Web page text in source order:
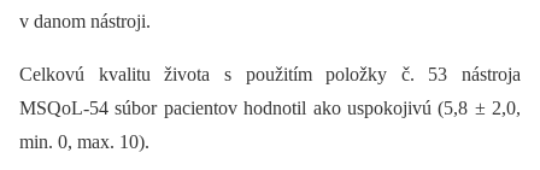
v danom nástroji.
Celkovú kvalitu života s použitím položky č. 53 nástroja
MSQoL-54 súbor pacientov hodnotil ako uspokojivú (5,8 ± 2,0,
min. 0, max. 10).